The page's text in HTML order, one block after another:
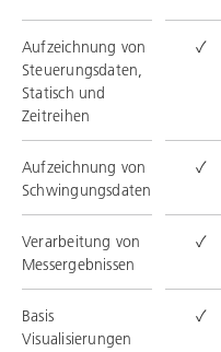
Aufzeichnung von
Steuerungsdaten,
Statisch und
Zeitreihen
✓
Aufzeichnung von
Schwingungsdaten
✓
Verarbeitung von
Messergebnissen
✓
Basis
Visualisierungen
✓